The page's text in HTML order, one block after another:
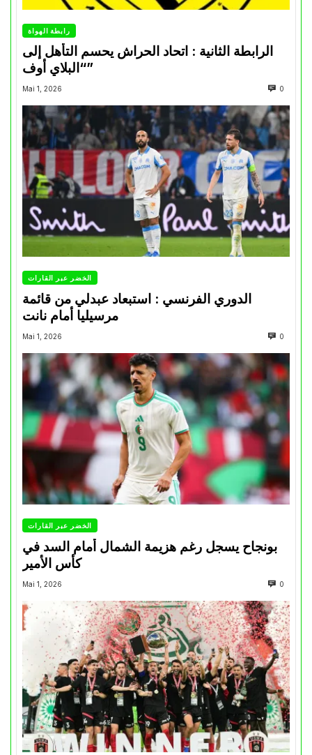
رابطة الهواة
الرابطة الثانية : اتحاد الحراش يحسم التأهل إلى
“البلاي أوف”
Mai 1, 2026 0
الخضر عبر القارات
الدوري الفرنسي : استبعاد عبدلي من قائمة
مرسيليا أمام نانت
Mai 1, 2026 0
الخضر عبر القارات
بونجاح يسجل رغم هزيمة الشمال أمام السد في
كأس الأمير
Mai 1, 2026 0